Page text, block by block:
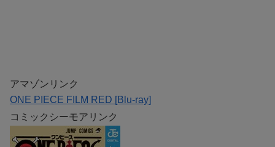
アマゾンリンク
ONE PIECE FILM RED [Blu-ray]
コミックシーモアリンク